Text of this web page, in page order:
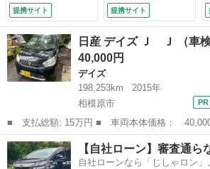
提携サイト
テ フロントベンチ
シート ＡＢＳ
（検9.2）
提携サイト
日産 デイズ Ｊ Ｊ （車検
40,000円
デイズ
198,253km
2015年
相模原市
■ 支払総額: 15万円 ■ 車両本体価格： 40,000 円 ■ メーカー
名： 日産 ■ 車種名： デイズ ■ グレード
量： 660cc ■ ドア枚数： 5D ■ ミッション
神奈川 相模原市 デイズ 車両
【自社ローン】審査通ら
自社ローンなら「じしゃロン